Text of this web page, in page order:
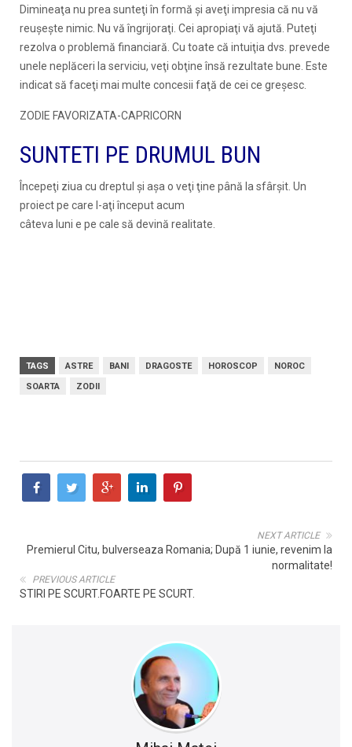
Dimineaţa nu prea sunteţi în formă şi aveţi impresia că nu vă
reuşeşte nimic. Nu vă îngrijoraţi. Cei apropiaţi vă ajută. Puteţi
rezolva o problemă financiară. Cu toate că intuiţia dvs. prevede
unele neplăceri la serviciu, veţi obţine însă rezultate bune. Este
indicat să faceţi mai multe concesii faţă de cei ce greşesc.
ZODIE FAVORIZATA-CAPRICORN
SUNTETI PE DRUMUL BUN
Începeţi ziua cu dreptul şi aşa o veţi ţine până la sfârşit. Un
proiect pe care l-aţi început acum
câteva luni e pe cale să devină realitate.
TAGS ASTRE BANI DRAGOSTE HOROSCOP
NOROC
SOARTA
ZODII
NEXT ARTICLE
Premierul Citu, bulverseaza Romania; După 1 iunie, revenim la
normalitate!
PREVIOUS ARTICLE
STIRI PE SCURT.FOARTE PE SCURT.